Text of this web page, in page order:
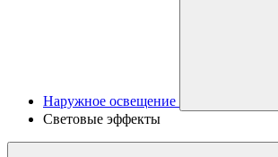
Наружное освещение
Световые эффекты